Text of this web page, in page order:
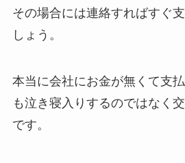
その場合には連絡すればすぐ
しょう。
本当に会社にお金が無くて支
も泣き寝入りするのではなく
です。